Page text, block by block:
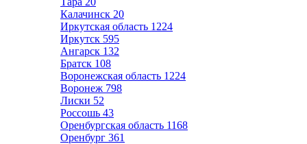
Калачинск 20
Иркутская область 1224
Иркутск 595
Ангарск 132
Братск 108
Воронежская область 1224
Воронеж 798
Лиски 52
Россошь 43
Оренбургская область 1168
Оренбург 361